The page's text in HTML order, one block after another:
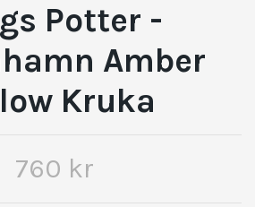
Potter -
Amber
Kruka
760 kr